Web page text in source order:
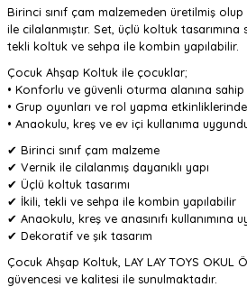
Birinci sınıf çam malzemeden üretilmiş
ile cilalanmıştır. Set, üçlü koltuk
tekli koltuk ve sehpa ile kombin yapılabilir.
Çocuk Ahşap Koltuk ile çocuklar;
• Konforlu ve güvenli oturma alanına
• Grup oyunları ve rol yapma
• Anaokulu, kreş ve ev içi kullanıma
✔ Birinci sınıf çam malzeme
✔ Vernik ile cilalanmış dayanıklı yapı
✔ Üçlü koltuk tasarımı
✔ İkili, tekli ve sehpa ile kombin yapılabilir
✔ Anaokulu, kreş ve anasınıfı kullanımına
✔ Dekoratif ve şık tasarım
Çocuk Ahşap Koltuk, LAY LAY TOYS OKUL
güvencesi ve kalitesi ile sunulmaktadır.